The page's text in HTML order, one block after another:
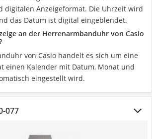
digitalen Anzeigeformat. Die Uhrzeit wird
das Datum ist digital eingeblendet.
an der Herrenarmbanduhr von Casio
von Casio handelt es sich um eine
einen Kalender mit Datum, Monat und
eingestellt wird.
077